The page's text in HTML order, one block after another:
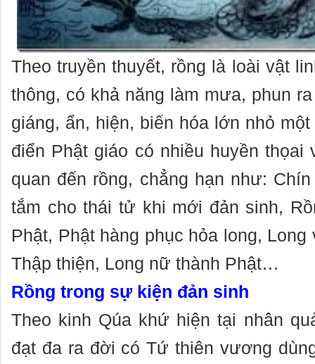
Theo truyền thuyết, rồng là loài vật
thông, có khả năng làm mưa, phun
giáng, ẩn, hiện, biến hóa lớn nhỏ
điển Phật giáo có nhiều huyền
quan đến rồng, chẳng hạn như:
tắm cho thái tử khi mới đản sinh,
Phật, Phật hàng phục hỏa long,
Thập thiện, Long nữ thành Phật…
Rồng trong sự kiện đản sinh
Theo kinh Qúa khứ hiện tại nhân
đạt đa ra đời có Tứ thiên vương